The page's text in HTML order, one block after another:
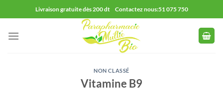
au
contenu
Livraison gratuite dès 200 dt Contactez nous:51 075 750
NON CLASSÉ
Vitamine B9